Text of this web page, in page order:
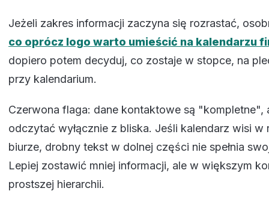
Jeżeli zakres informacji zaczyna się rozrastać,
co oprócz logo warto umieścić na kalendarzu
dopiero potem decyduj, co zostaje w stopce, na
przy kalendarium.
Czerwona flaga: dane kontaktowe są "kompletne",
odczytać wyłącznie z bliska. Jeśli kalendarz wisi w
biurze, drobny tekst w dolnej części nie spełnia
Lepiej zostawić mniej informacji, ale w większym
prostszej hierarchii.